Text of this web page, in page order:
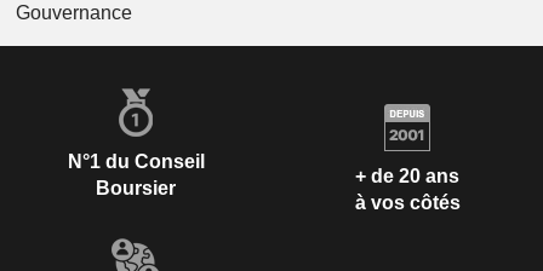
Gouvernance
N°1 du Conseil
Boursier
+ de 20 ans
à vos côtés